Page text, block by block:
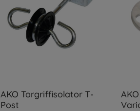
AKO Torgriffisolator T-
Post